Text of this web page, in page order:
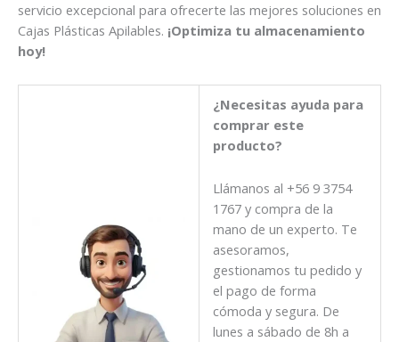
servicio excepcional para ofrecerte las mejores soluciones en
Cajas Plásticas Apilables. ¡Optimiza tu almacenamiento
hoy!
¿Necesitas ayuda para
comprar este
producto?
Llámanos al +56 9 3754
1767 y compra de la
mano de un experto. Te
asesoramos,
gestionamos tu pedido y
el pago de forma
cómoda y segura. De
lunes a sábado de 8h a